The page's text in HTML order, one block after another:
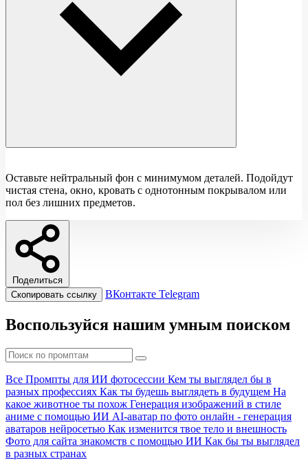
Оставьте нейтральный фон с минимумом деталей. Подойдут
чистая стена, окно, кровать с однотонным покрывалом или
пол без лишних предметов.
Поделиться
Скопировать ссылку
ВКонтакте Telegram
Воспользуйся нашим умным поиском
Все Промпты для ИИ фотосессии Кем ты выглядел бы в
разных профессиях Как ты будешь выглядеть в будущем На
какое животное ты похож Генерация изображений в стиле
аниме с помощью ИИ AI-аватар по фото онлайн - генерация
аватаров нейросетью Как изменится твое тело и внешность
Фото для сайта знакомств с помощью ИИ Как бы ты выглядел
в разных странах